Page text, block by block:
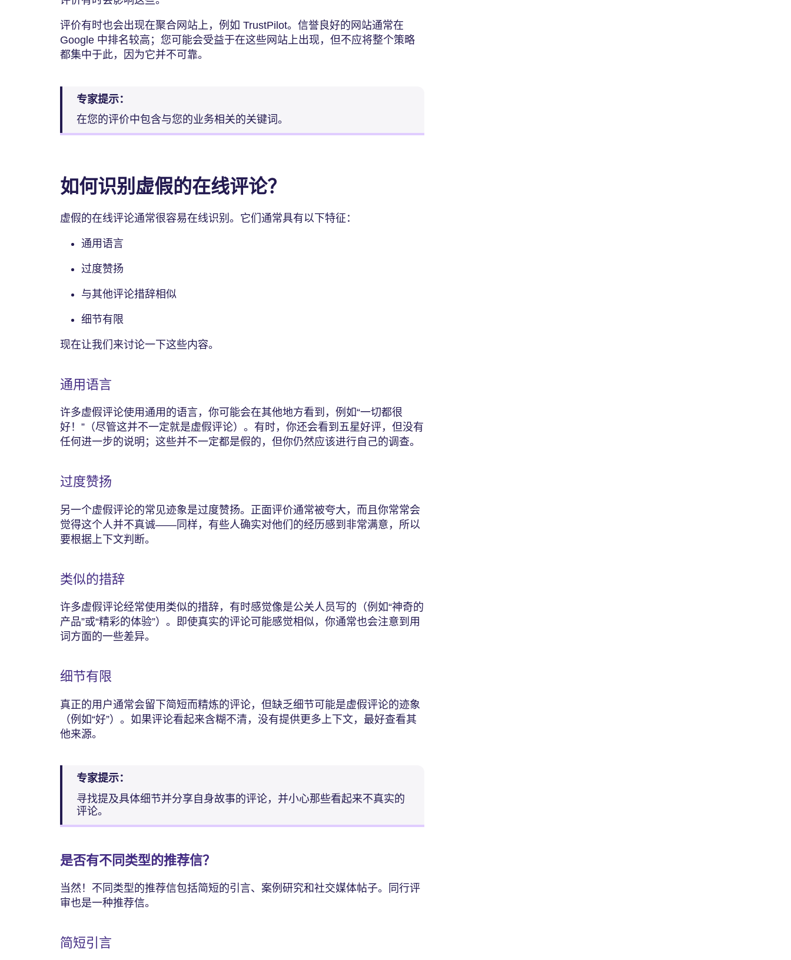
评价有时也会出现在聚合网站上，例如 TrustPilot。信誉良好的网站通常在
Google 中排名较高；您可能会受益于在这些网站上出现，但不应将整个策略
都集中于此，因为它并不可靠。
专家提示：
在您的评价中包含与您的业务相关的关键词。
如何识别虚假的在线评论？
虚假的在线评论通常很容易在线识别。它们通常具有以下特征：
通用语言
过度赞扬
与其他评论措辞相似
细节有限
现在让我们来讨论一下这些内容。
通用语言
许多虚假评论使用通用的语言，你可能会在其他地方看到，例如“一切都很
好！”（尽管这并不一定就是虚假评论）。有时，你还会看到五星好评，但没有
任何进一步的说明；这些并不一定都是假的，但你仍然应该进行自己的调查。
过度赞扬
另一个虚假评论的常见迹象是过度赞扬。正面评价通常被夸大，而且你常常会
觉得这个人并不真诚——同样，有些人确实对他们的经历感到非常满意，所以
要根据上下文判断。
类似的措辞
许多虚假评论经常使用类似的措辞，有时感觉像是公关人员写的（例如“神奇的
产品”或“精彩的体验”）。即使真实的评论可能感觉相似，你通常也会注意到用
词方面的一些差异。
细节有限
真正的用户通常会留下简短而精炼的评论，但缺乏细节可能是虚假评论的迹象
（例如“好”）。如果评论看起来含糊不清，没有提供更多上下文，最好查看其
他来源。
专家提示：
寻找提及具体细节并分享自身故事的评论，并小心那些看起来不真实的
评论。
是否有不同类型的推荐信？
当然！不同类型的推荐信包括简短的引言、案例研究和社交媒体帖子。同行评
审也是一种推荐信。
简短引言